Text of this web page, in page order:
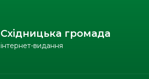
Східницька громада
інтернет-видання